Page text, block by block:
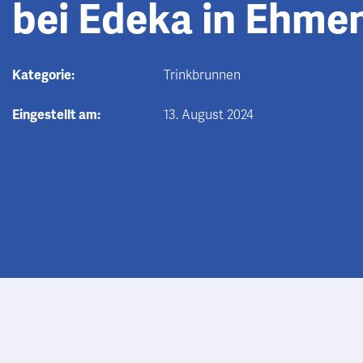
bei Edeka in
Kategorie: Trinkbrunnen
Eingestellt am: 13. August 2024